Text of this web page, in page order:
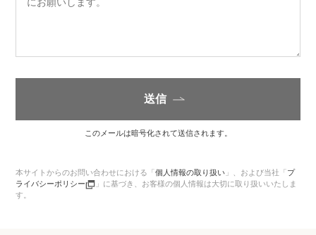
送信
このメールは暗号化されて送信されます。
本サイトからのお問い合わせにおける「個人情報の取り扱い 」、 および当社「 プ
ライバシーポリシー
」に基づき、お客様の個人情報は大切に取り扱いいたしま
す。